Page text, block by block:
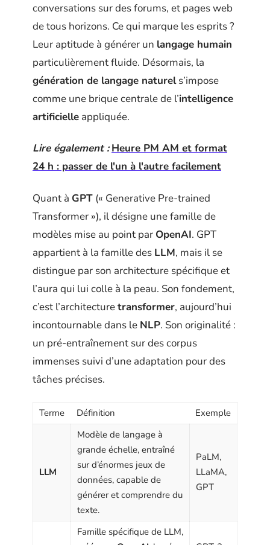
conversations sur des forums, et pages web
de tous horizons. Ce qui marque les esprits ?
Leur aptitude à générer un langage humain
particulièrement fluide. Désormais, la
génération de langage naturels’impose
comme une brique centrale de l’intelligence
artificielle appliquée.
Lire également : Heure PM AM et format
24 h : passer de l'un à l'autre facilement
Quant à GPT (« Generative Pre-trained
Transformer »), il désigne une famille de
modèles mise au point par OpenAI. GPT
appartient à la famille des LLM, mais il se
distingue par son architecture spécifique et
l’aura qui lui colle à la peau. Son fondement,
c’est l’architecturetransformer, aujourd’hui
incontournable dans le NLP. Son originalité :
un pré-entraînement sur des corpus
immenses suivi d’une adaptation pour des
tâches précises.
Terme Définition Exemple
LLM
Modèle de langage à
grande échelle, entraîné
sur d’énormes jeux de
données, capable de
générer et comprendre du
texte.
PaLM,
LLaMA,
GPT
Famille spécifique de LLM,